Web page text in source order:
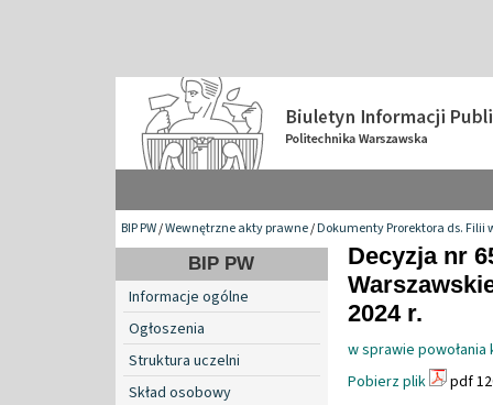
BIP PW/Wewnętrzne akty prawne/Dokumenty Prorektora ds. Filii
BIP PW
Informacje ogólne
Ogłoszenia
Struktura uczelni
Skład osobowy
Decyzja nr
2024 r.
w sprawie
Pobierz plik
pdf